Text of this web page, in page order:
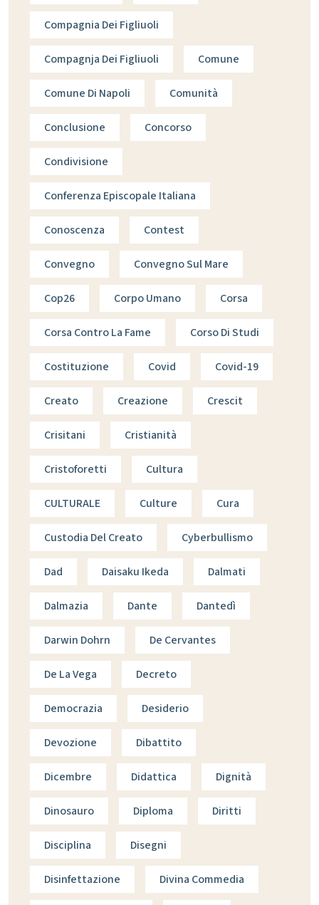
Compagnia Dei Figliuoli
Compagnja Dei Figliuoli Comune
Comune Di Napoli Comunità
Conclusione Concorso
Condivisione
Conferenza Episcopale Italiana
Conoscenza Contest
Convegno Convegno Sul Mare
Cop26 Corpo Umano Corsa
Corsa Contro La Fame Corso Di Studi
Costituzione Covid Covid-19
Creato Creazione Crescit
Crisitani Cristianità
Cristoforetti Cultura
CULTURALE Culture Cura
Custodia Del Creato Cyberbullismo
Dad Daisaku Ikeda Dalmati
Dalmazia Dante Dantedì
Darwin Dohrn De Cervantes
De La Vega Decreto
Democrazia Desiderio
Devozione Dibattito
Dicembre Didattica Dignità
Dinosauro Diploma Diritti
Disciplina Disegni
Disinfettazione Divina Commedia